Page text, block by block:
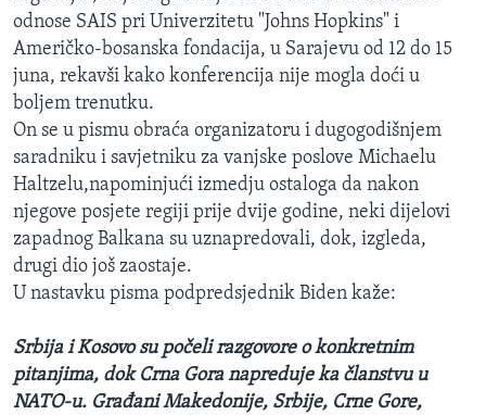
odnose SAIS pri Univerzitetu "Johns Hopkins" i
Američko-bosanska fondacija, u Sarajevu od 12 do 15
juna, rekavši kako konferencija nije mogla doći u
boljem trenutku.
On se u pismu obraća organizatoru i dugogodišnjem
saradniku i savjetniku za vanjske poslove Michaelu
Haltzelu,napominjući izmedju ostaloga da nakon
njegove posjete regiji prije dvije godine, neki dijelovi
zapadnog Balkana su uznapredovali, dok, izgleda,
drugi dio još zaostaje.
U nastavku pisma podpredsjednik Biden kaže:
Srbija i Kosovo su počeli razgovore o konkretnim
pitanjima, dok Crna Gora napreduje ka članstvu u
NATO-u. Građani Makedonije, Srbije, Crne Gore,